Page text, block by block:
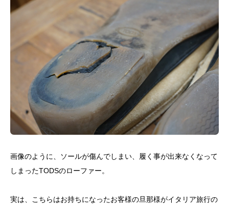
画像のように、ソールが傷んでしまい、履く事が出来なくなって
しまったTODSのローファー。
実は、こちらはお持ちになったお客様の旦那様がイタリア旅行の